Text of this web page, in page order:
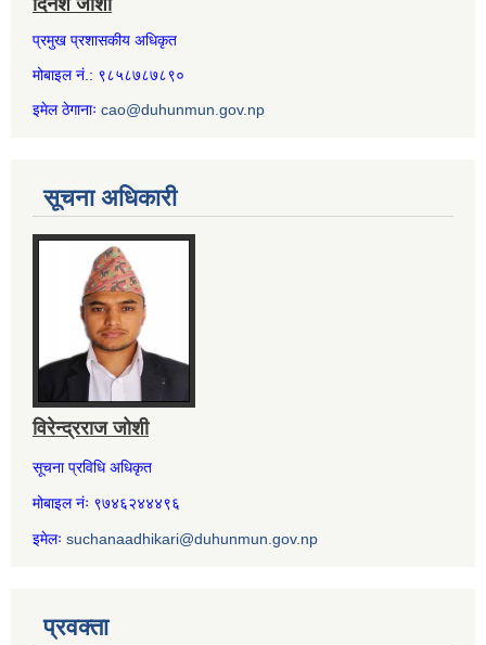
दिनेश जोशी
प्रमुख प्रशासकीय अधिकृत
मोबाइल नं.: ९८५८७८७८९०
इमेल ठेगानाः cao@duhunmun.gov.np
सूचना अधिकारी
विरेन्द्रराज जोशी
सूचना प्रविधि अधिकृत
मोबाइल नंः ९७४६२४४४९६
इमेलः suchanaadhikari@duhunmun.gov.np
प्रवक्ता